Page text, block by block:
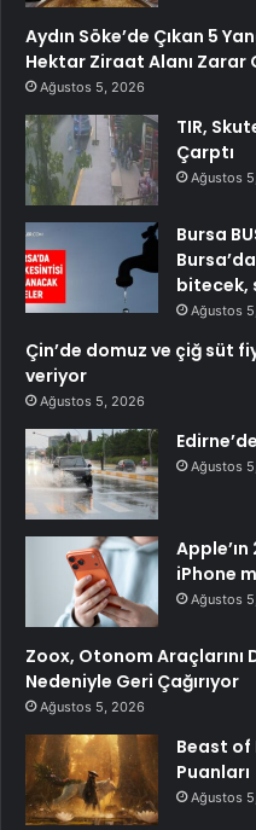
Aydın Söke’de Çıkan 5
Hektar Ziraat Alanı Zarar
Ağustos 5, 2026
TIR,
Çarptı
Ağustos
Bursa
bitecek,
Ağustos
Çin’de domuz ve çiğ süt
veriyor
Ağustos 5, 2026
Ağustos
Apple’ın
iPhone
Ağustos
Zoox, Otonom Araçlarını
Nedeniyle Geri Çağırıyor
Ağustos 5, 2026
Beast of
Puanları
Ağustos